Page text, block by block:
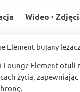
Wideo •
Lounge Element otuli
życia,